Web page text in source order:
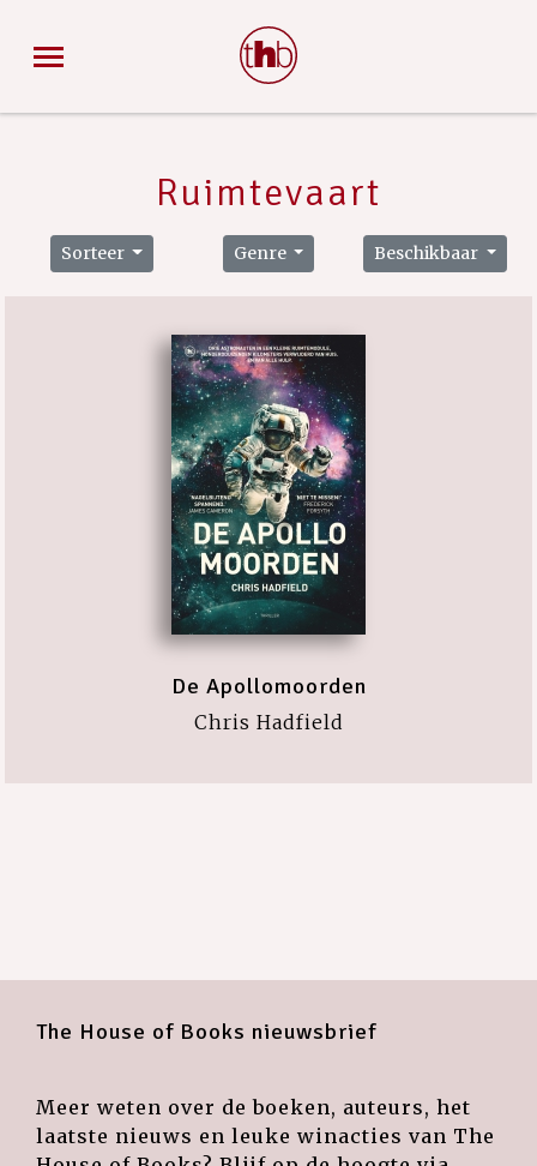
Ruimtevaart
Sorteer Genre Beschikbaar
De Apollomoorden
Chris Hadfield
The House of Books nieuwsbrief
Meer weten over de boeken, auteurs, het
laatste nieuws en leuke winacties van The